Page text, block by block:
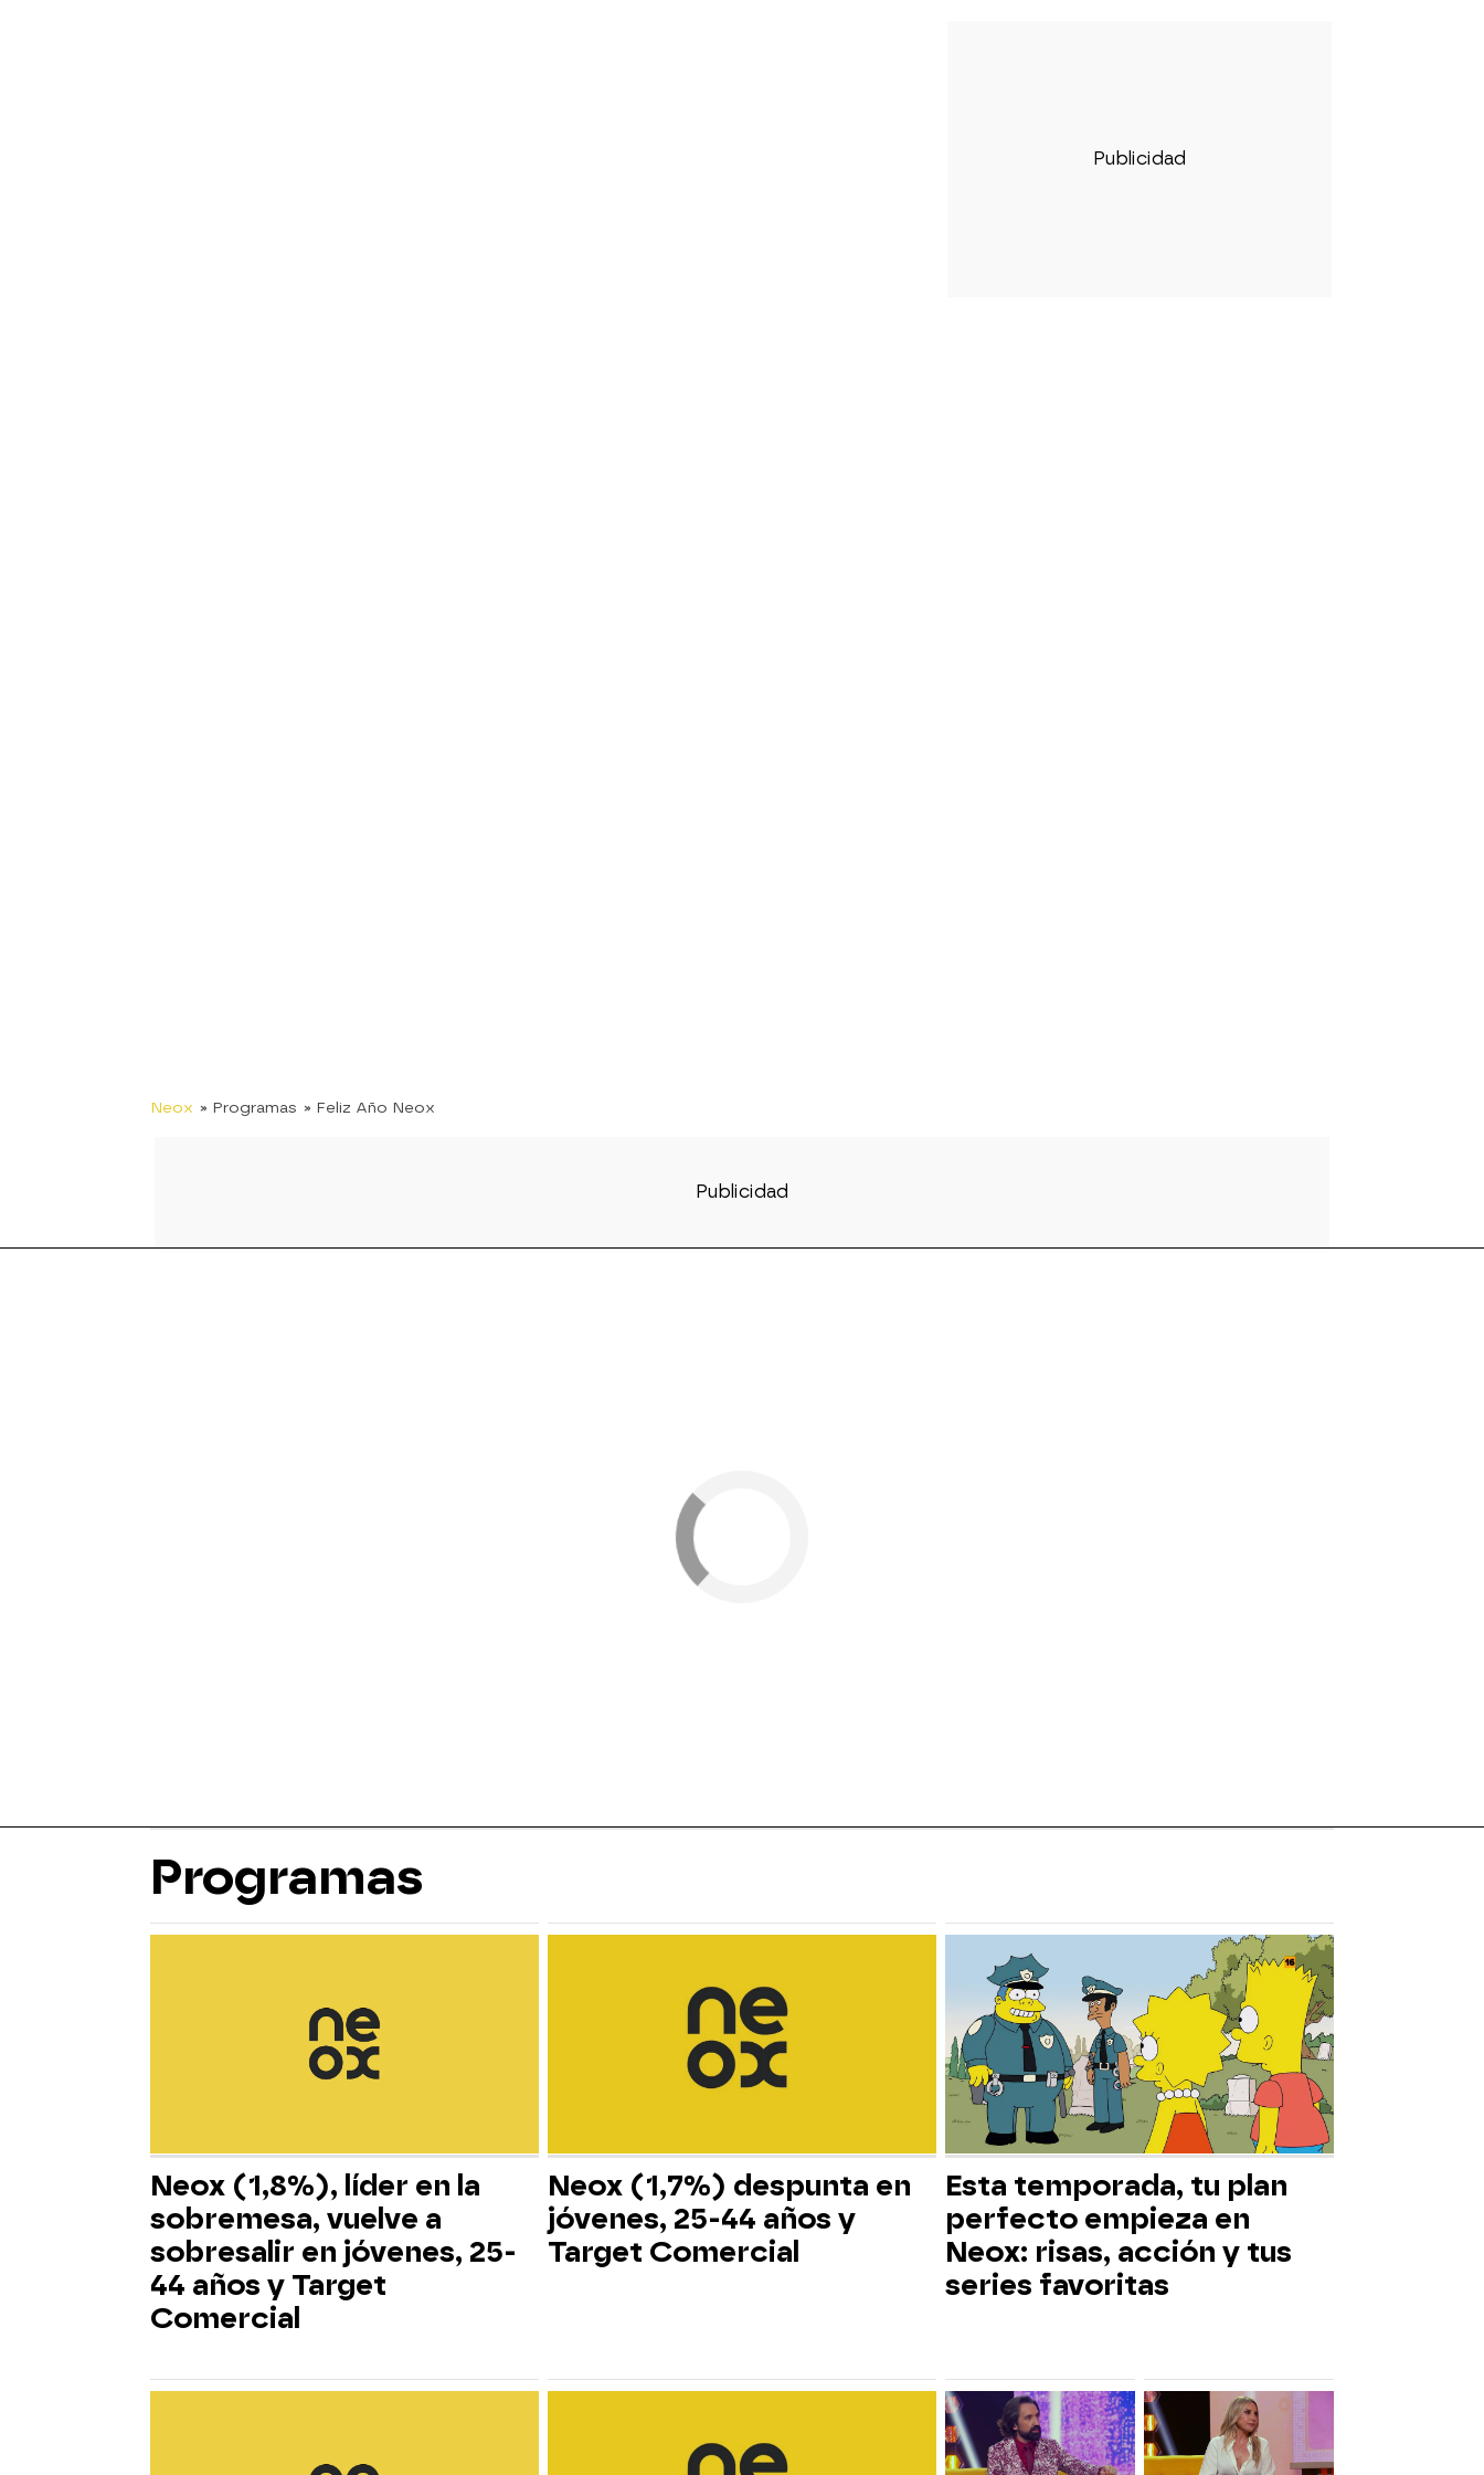
Neox » Programas » Feliz Año Neox
Programas
Neox (1,8%), líder en la
sobremesa, vuelve a
sobresalir en jóvenes, 25-
44 años y Target
Comercial
Neox (1,7%) despunta en
jóvenes, 25-44 años y
Target Comercial
Esta temporada, tu plan
perfecto empieza en
Neox: risas, acción y tus
series favoritas